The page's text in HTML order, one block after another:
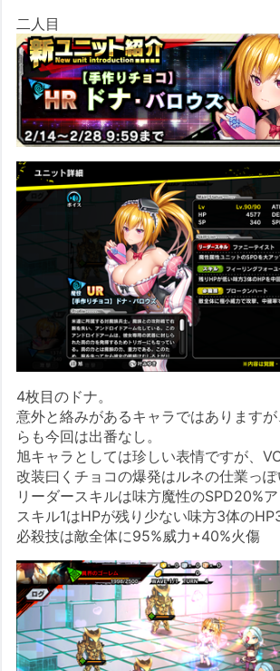
二人目
4枚目のドナ。
意外と絡みがあるキャラではあります
らも今回は出番なし。
旭キャラとしては珍しい表情ですが、
改装曰くチョコの爆発はルネの仕業っぽ
リーダースキルは味方魔性のSPD20%
スキル1はHPが残り少ない味方3体の
必殺技は敵全体に95%威力+40%火傷